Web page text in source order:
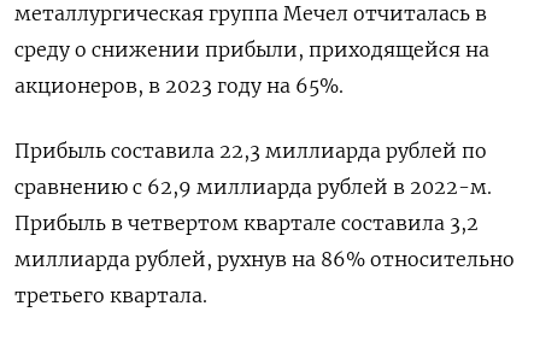
металлургическая группа Мечел отчиталась в
среду о снижении прибыли, приходящейся на
акционеров, в 2023 году на 65%.
Прибыль составила 22,3 миллиарда рублей по
сравнению с 62,9 миллиарда рублей в 2022-м.
Прибыль в четвертом квартале составила 3,2
миллиарда рублей, рухнув на 86% относительно
третьего квартала.